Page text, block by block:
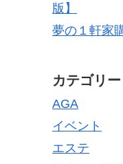
版】
夢の１軒家
カテゴリー
AGA
イベント
エステ